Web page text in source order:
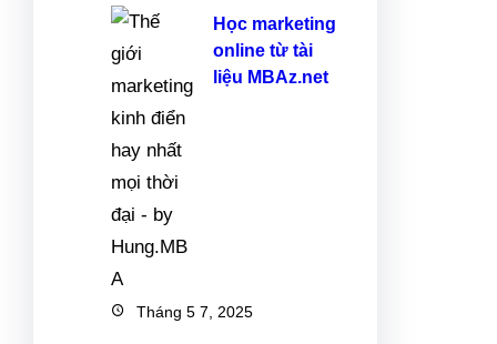
Học marketing
online từ tài
liệu MBAz.net
Tháng 5 7, 2025